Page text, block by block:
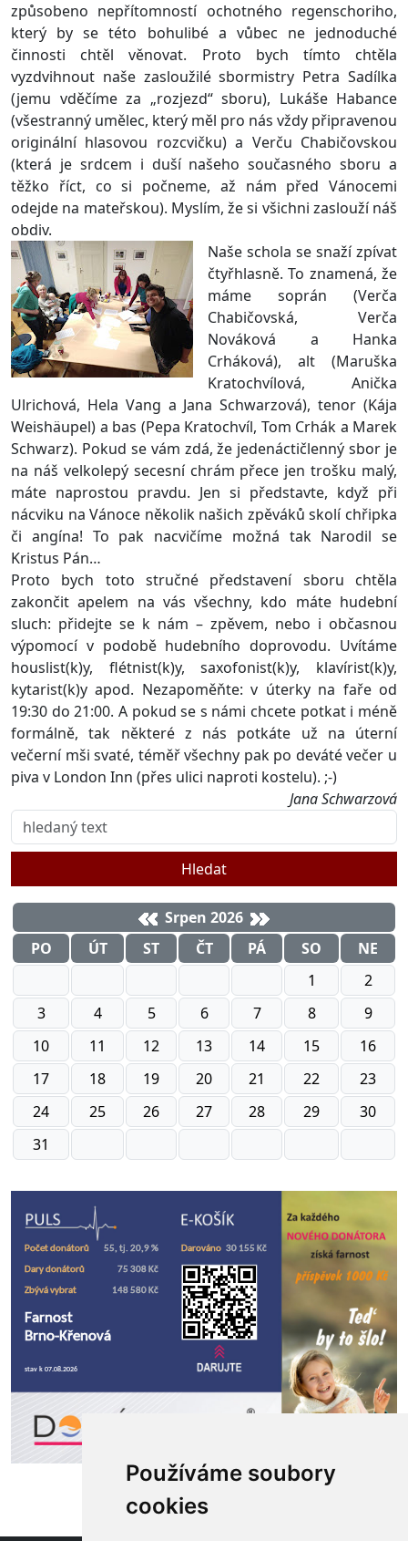
Používáme soubory
cookies
způsobeno nepřítomností ochotného regenschoriho,
který by se této bohulibé a vůbec ne jednoduché
činnosti chtěl věnovat. Proto bych tímto chtěla
vyzdvihnout naše zasloužilé sbormistry Petra Sadílka
(jemu vděčíme za „rozjezd“ sboru), Lukáše Habance
(všestranný umělec, který měl pro nás vždy připravenou
originální hlasovou rozcvičku) a Verču Chabičovskou
(která je srdcem i duší našeho současného sboru a
těžko říct, co si počneme, až nám před Vánocemi
odejde na mateřskou). Myslím, že si všichni zaslouží náš
obdiv.
Naše schola se snaží zpívat
čtyřhlasně. To znamená, že
máme soprán (Verča
Chabičovská, Verča
Nováková a Hanka
Crháková), alt (Maruška
Kratochvílová, Anička
Ulrichová, Hela Vang a Jana Schwarzová), tenor (Kája
Weishäupel) a bas (Pepa Kratochvíl, Tom Crhák a Marek
Schwarz). Pokud se vám zdá, že jedenáctičlenný sbor je
na náš velkolepý secesní chrám přece jen trošku malý,
máte naprostou pravdu. Jen si představte, když při
nácviku na Vánoce několik našich zpěváků skolí chřipka
či angína! To pak nacvičíme možná tak Narodil se
Kristus Pán…
Proto bych toto stručné představení sboru chtěla
zakončit apelem na vás všechny, kdo máte hudební
sluch: přidejte se k nám – zpěvem, nebo i občasnou
výpomocí v podobě hudebního doprovodu. Uvítáme
houslist(k)y, flétnist(k)y, saxofonist(k)y, klavírist(k)y,
kytarist(k)y apod. Nezapoměňte: v úterky na faře od
19:30 do 21:00. A pokud se s námi chcete potkat i méně
formálně, tak některé z nás potkáte už na úterní
večerní mši svaté, téměř všechny pak po deváté večer u
piva v London Inn (přes ulici naproti kostelu). ;-)
Jana Schwarzová
Hledat
Srpen 2026
PO
ÚT ST ČT PÁ SO
NE
1
2
3
4 5 6 7 8
9
10
11 12 13 14 15
16
17
18 19 20 21 22
23
24
25 26 27 28 29
30
31